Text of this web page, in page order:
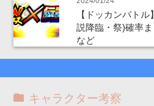
【ドッカンバト
説降臨・祭)確率
など
キャラクター考察